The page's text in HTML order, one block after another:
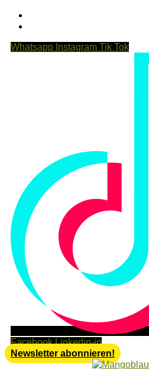
Whatsapp Instagram Tik Tok
Facebook Linkedin-in
Newsletter abonnieren!